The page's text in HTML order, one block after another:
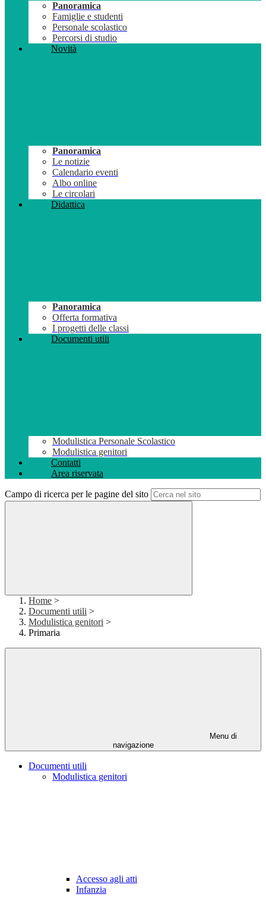
Panoramica
Famiglie e studenti
Personale scolastico
Percorsi di studio
Novità
Panoramica
Le notizie
Calendario eventi
Albo online
Le circolari
Didattica
Panoramica
Offerta formativa
I progetti delle classi
Documenti utili
Modulistica Personale Scolastico
Modulistica genitori
Contatti
Area riservata
Campo di ricerca per le pagine del sito
Home >
Documenti utili >
Modulistica genitori >
Primaria
Menu di
navigazione
Documenti utili
Modulistica genitori
Accesso agli atti
Infanzia